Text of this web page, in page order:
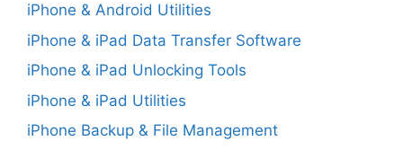
iPhone & Android Utilities
iPhone & iPad Data Transfer Software
iPhone & iPad Unlocking Tools
iPhone & iPad Utilities
iPhone Backup & File Management